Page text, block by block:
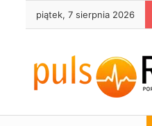
piątek, 7 sierpnia 2026